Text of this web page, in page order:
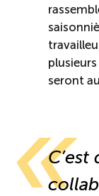
seront
C’est